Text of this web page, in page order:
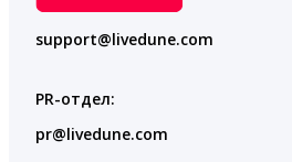
support@livedune.com
PR-отдел:
pr@livedune.com